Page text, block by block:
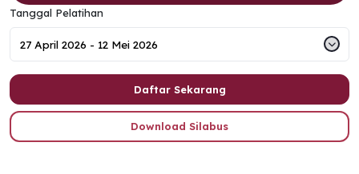
Tanggal Pelatihan
Daftar Sekarang
Download Silabus